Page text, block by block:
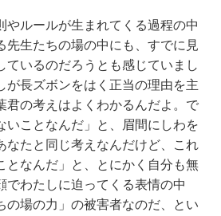
ルールが生まれてくる過程の中
先生たちの場の中にも、すでに見
ているのだろうとも感じていまし
が長ズボンをはく正当の理由を主
君の考えはよくわかるんだよ。で
いことなんだ」と、眉間にしわを
なたと同じ考えなんだけど、これ
となんだ」と、とにかく自分も無
でわたしに迫ってくる表情の中
の場の力」の被害者なのだ、とい